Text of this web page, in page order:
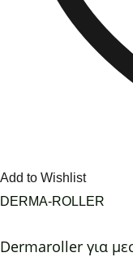
Add to Wishlist
DERMA-ROLLER
Dermaroller για